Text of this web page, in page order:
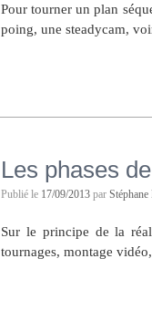
Pour tourner un plan
poing, une steadycam,
Les phases
Publié le 17/09/2013 par
Sur le principe de la
tournages, montage